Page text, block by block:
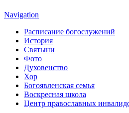
Navigation
Расписание богослужений
История
Святыни
Фото
Духовенство
Хор
Богоявленская семья
Воскресная школа
Центр православных